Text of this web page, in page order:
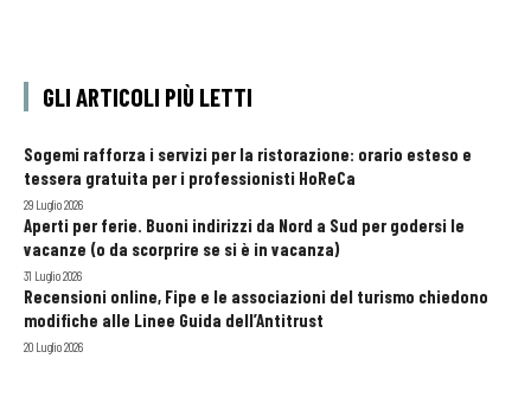
GLI ARTICOLI PIÙ LETTI
Sogemi rafforza i servizi per la ristorazione: orario esteso e
tessera gratuita per i professionisti HoReCa
29 Luglio 2026
Aperti per ferie. Buoni indirizzi da Nord a Sud per godersi le
vacanze (o da scorprire se si è in vacanza)
31 Luglio 2026
Recensioni online, Fipe e le associazioni del turismo chiedono
modifiche alle Linee Guida dell’Antitrust
20 Luglio 2026